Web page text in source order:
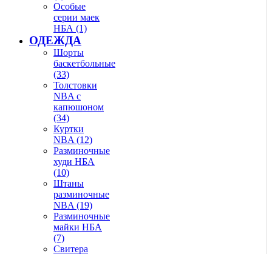
Особые
серии маек
НБА (1)
ОДЕЖДА
Шорты
баскетбольные
(33)
Толстовки
NBA с
капюшоном
(34)
Куртки
NBA (12)
Разминочные
худи НБА
(10)
Штаны
разминочные
NBA (19)
Разминочные
майки НБА
(7)
Свитера